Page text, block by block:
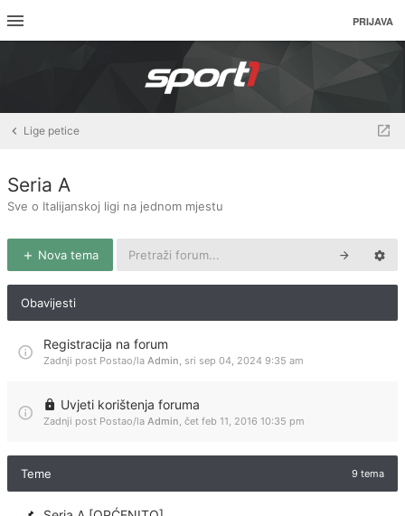
PRIJAVA
Lige petice
Seria A
Sve o Italijanskoj ligi na jednom mjestu
Nova tema
Obavijesti
Registracija na forum
Zadnji post Postao/la Admin, sri sep 04, 2024 9:35 am
Uvjeti korištenja foruma
Zadnji post Postao/la Admin, čet feb 11, 2016 10:35 pm
Teme 9 tema